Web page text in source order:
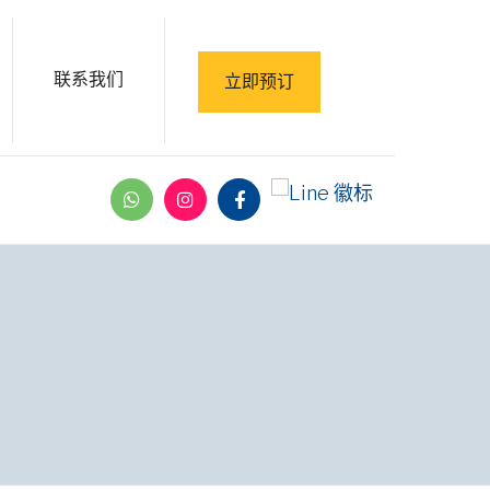
联系我们 立即预订